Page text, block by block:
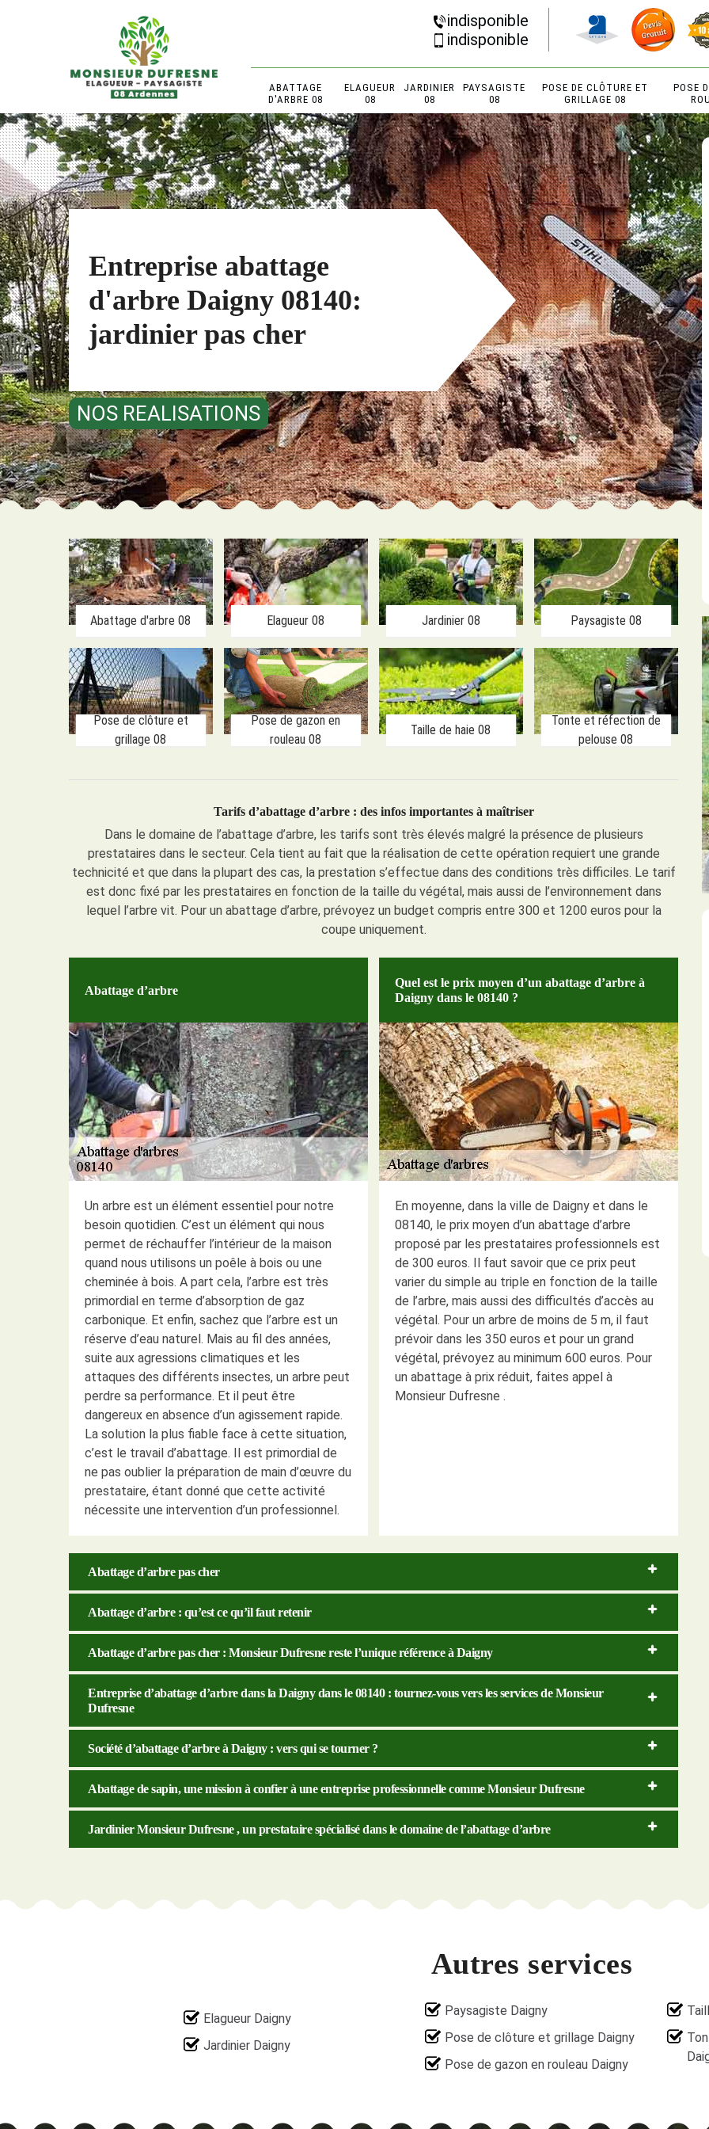
indisponible
indisponible
ABATTAGE
D'ARBRE 08
ELAGUEUR
08
JARDINIER
08
PAYSAGISTE
08
POSE DE CLÔTURE ET
GRILLAGE 08
POSE
Entreprise abattage
d'arbre Daigny 08140:
jardinier pas cher
NOS REALISATIONS
Abattage d'arbre 08 Elagueur 08 Jardinier 08 Paysagiste 08
Pose de clôture et
grillage 08
Pose de gazon en
rouleau 08
Taille de haie 08
Tonte et réfection de
pelouse 08
Tarifs d’abattage d’arbre : des infos importantes à maîtriser
Dans le domaine de l’abattage d’arbre, les tarifs sont très élevés malgré la présence de plusieurs
prestataires dans le secteur. Cela tient au fait que la réalisation de cette opération requiert une grande
technicité et que dans la plupart des cas, la prestation s’effectue dans des conditions très difficiles. Le tarif
est donc fixé par les prestataires en fonction de la taille du végétal, mais aussi de l’environnement dans
lequel l’arbre vit. Pour un abattage d’arbre, prévoyez un budget compris entre 300 et 1200 euros pour la
coupe uniquement.
Abattage d’arbre
Un arbre est un élément essentiel pour notre
besoin quotidien. C’est un élément qui nous
permet de réchauffer l’intérieur de la maison
quand nous utilisons un poêle à bois ou une
cheminée à bois. A part cela, l’arbre est très
primordial en terme d’absorption de gaz
carbonique. Et enfin, sachez que l’arbre est un
réserve d’eau naturel. Mais au fil des années,
suite aux agressions climatiques et les
attaques des différents insectes, un arbre peut
perdre sa performance. Et il peut être
dangereux en absence d’un agissement rapide.
La solution la plus fiable face à cette situation,
c’est le travail d’abattage. Il est primordial de
ne pas oublier la préparation de main d’œuvre du
prestataire, étant donné que cette activité
nécessite une intervention d’un professionnel.
Quel est le prix moyen d’un abattage d’arbre à
Daigny dans le 08140 ?
En moyenne, dans la ville de Daigny et dans le
08140, le prix moyen d’un abattage d’arbre
proposé par les prestataires professionnels est
de 300 euros. Il faut savoir que ce prix peut
varier du simple au triple en fonction de la taille
de l’arbre, mais aussi des difficultés d’accès au
végétal. Pour un arbre de moins de 5 m, il faut
prévoir dans les 350 euros et pour un grand
végétal, prévoyez au minimum 600 euros. Pour
un abattage à prix réduit, faites appel à
Monsieur Dufresne .
Abattage d’arbre pas cher
Abattage d’arbre : qu’est ce qu’il faut retenir
Abattage d’arbre pas cher : Monsieur Dufresne reste l’unique référence à Daigny
Entreprise d’abattage d’arbre dans la Daigny dans le 08140 : tournez-vous vers les services de Monsieur
Dufresne
Société d’abattage d’arbre à Daigny : vers qui se tourner ?
Abattage de sapin, une mission à confier à une entreprise professionnelle comme Monsieur Dufresne
Jardinier Monsieur Dufresne , un prestataire spécialisé dans le domaine de l’abattage d’arbre
Autres services
Elagueur Daigny
Jardinier Daigny
Paysagiste Daigny
Pose de clôture et grillage Daigny
Pose de gazon en rouleau Daigny